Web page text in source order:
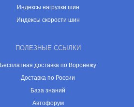
Индексы нагрузки шин
Индексы скорости шин
ПОЛЕЗНЫЕ ССЫЛКИ
Бесплатная доставка по Воронежу
Доставка по России
База знаний
Автофорум